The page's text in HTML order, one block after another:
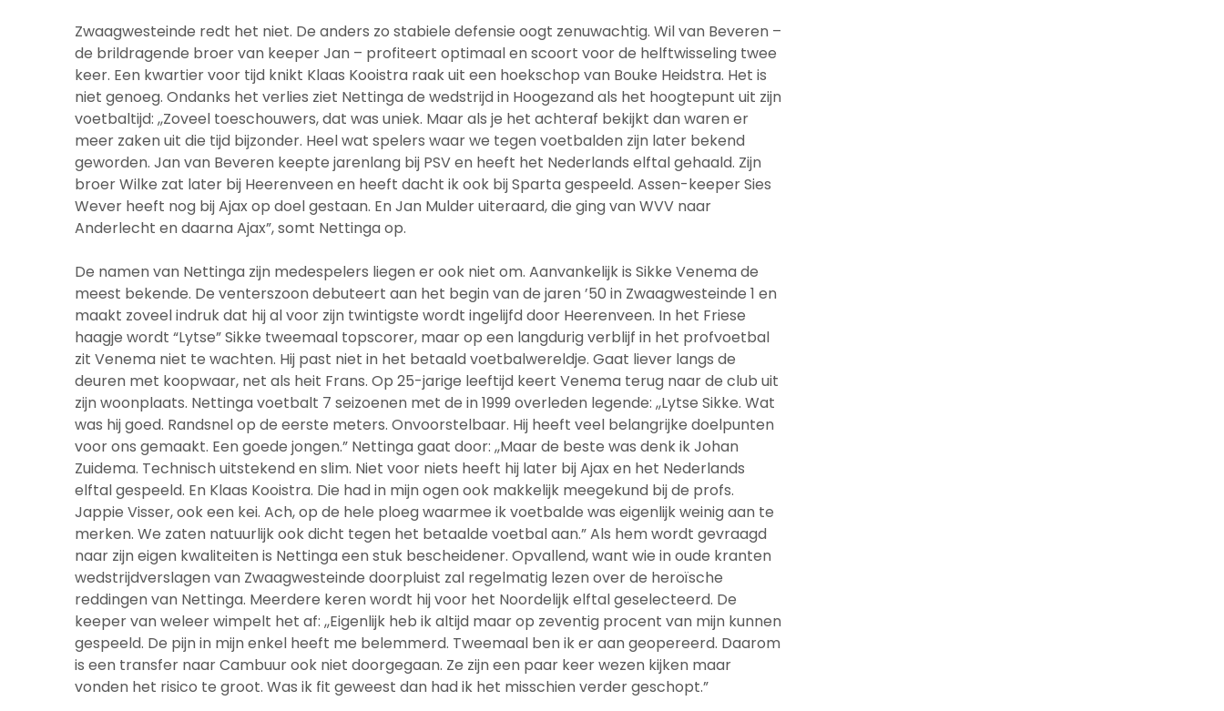
Zwaagwesteinde redt het niet. De anders zo stabiele defensie oogt zenuwachtig. Wil van Beveren –
de brildragende broer van keeper Jan – profiteert optimaal en scoort voor de helftwisseling twee
keer. Een kwartier voor tijd knikt Klaas Kooistra raak uit een hoekschop van Bouke Heidstra. Het is
niet genoeg. Ondanks het verlies ziet Nettinga de wedstrijd in Hoogezand als het hoogtepunt uit zijn
voetbaltijd: ,,Zoveel toeschouwers, dat was uniek. Maar als je het achteraf bekijkt dan waren er
meer zaken uit die tijd bijzonder. Heel wat spelers waar we tegen voetbalden zijn later bekend
geworden. Jan van Beveren keepte jarenlang bij PSV en heeft het Nederlands elftal gehaald. Zijn
broer Wilke zat later bij Heerenveen en heeft dacht ik ook bij Sparta gespeeld. Assen-keeper Sies
Wever heeft nog bij Ajax op doel gestaan. En Jan Mulder uiteraard, die ging van WVV naar
Anderlecht en daarna Ajax”, somt Nettinga op.
De namen van Nettinga zijn medespelers liegen er ook niet om. Aanvankelijk is Sikke Venema de
meest bekende. De venterszoon debuteert aan het begin van de jaren ’50 in Zwaagwesteinde 1 en
maakt zoveel indruk dat hij al voor zijn twintigste wordt ingelijfd door Heerenveen. In het Friese
haagje wordt “Lytse” Sikke tweemaal topscorer, maar op een langdurig verblijf in het profvoetbal
zit Venema niet te wachten. Hij past niet in het betaald voetbalwereldje. Gaat liever langs de
deuren met koopwaar, net als heit Frans. Op 25-jarige leeftijd keert Venema terug naar de club uit
zijn woonplaats. Nettinga voetbalt 7 seizoenen met de in 1999 overleden legende: ,,Lytse Sikke. Wat
was hij goed. Randsnel op de eerste meters. Onvoorstelbaar. Hij heeft veel belangrijke doelpunten
voor ons gemaakt. Een goede jongen.” Nettinga gaat door: ,,Maar de beste was denk ik Johan
Zuidema. Technisch uitstekend en slim. Niet voor niets heeft hij later bij Ajax en het Nederlands
elftal gespeeld. En Klaas Kooistra. Die had in mijn ogen ook makkelijk meegekund bij de profs.
Jappie Visser, ook een kei. Ach, op de hele ploeg waarmee ik voetbalde was eigenlijk weinig aan te
merken. We zaten natuurlijk ook dicht tegen het betaalde voetbal aan.” Als hem wordt gevraagd
naar zijn eigen kwaliteiten is Nettinga een stuk bescheidener. Opvallend, want wie in oude kranten
wedstrijdverslagen van Zwaagwesteinde doorpluist zal regelmatig lezen over de heroïsche
reddingen van Nettinga. Meerdere keren wordt hij voor het Noordelijk elftal geselecteerd. De
keeper van weleer wimpelt het af: ,,Eigenlijk heb ik altijd maar op zeventig procent van mijn kunnen
gespeeld. De pijn in mijn enkel heeft me belemmerd. Tweemaal ben ik er aan geopereerd. Daarom
is een transfer naar Cambuur ook niet doorgegaan. Ze zijn een paar keer wezen kijken maar
vonden het risico te groot. Was ik fit geweest dan had ik het misschien verder geschopt.”